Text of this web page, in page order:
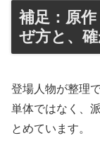
補足：原
ぜ方と、
登場人物が整理
単体ではなく、
とめています。